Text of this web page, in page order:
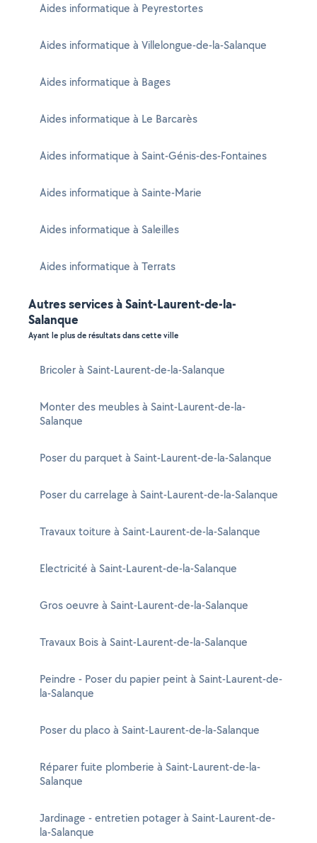
Aides informatique à Peyrestortes
Aides informatique à Villelongue-de-la-Salanque
Aides informatique à Bages
Aides informatique à Le Barcarès
Aides informatique à Saint-Génis-des-Fontaines
Aides informatique à Sainte-Marie
Aides informatique à Saleilles
Aides informatique à Terrats
Autres services à Saint-Laurent-de-la-
Salanque
Ayant le plus de résultats dans cette ville
Bricoler à Saint-Laurent-de-la-Salanque
Monter des meubles à Saint-Laurent-de-la-
Salanque
Poser du parquet à Saint-Laurent-de-la-Salanque
Poser du carrelage à Saint-Laurent-de-la-Salanque
Travaux toiture à Saint-Laurent-de-la-Salanque
Electricité à Saint-Laurent-de-la-Salanque
Gros oeuvre à Saint-Laurent-de-la-Salanque
Travaux Bois à Saint-Laurent-de-la-Salanque
Peindre - Poser du papier peint à Saint-Laurent-de-
la-Salanque
Poser du placo à Saint-Laurent-de-la-Salanque
Réparer fuite plomberie à Saint-Laurent-de-la-
Salanque
Jardinage - entretien potager à Saint-Laurent-de-
la-Salanque